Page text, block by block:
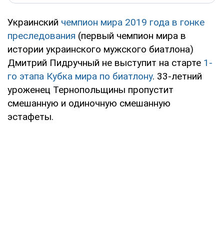
Украинский чемпион мира 2019 года в гонке
преследования (первый чемпион мира в
истории украинского мужского биатлона)
Дмитрий Пидручный не выступит на старте 1-
го этапа Кубка мира по биатлону. 33-летний
уроженец Тернопольщины пропустит
смешанную и одиночную смешанную
эстафеты.